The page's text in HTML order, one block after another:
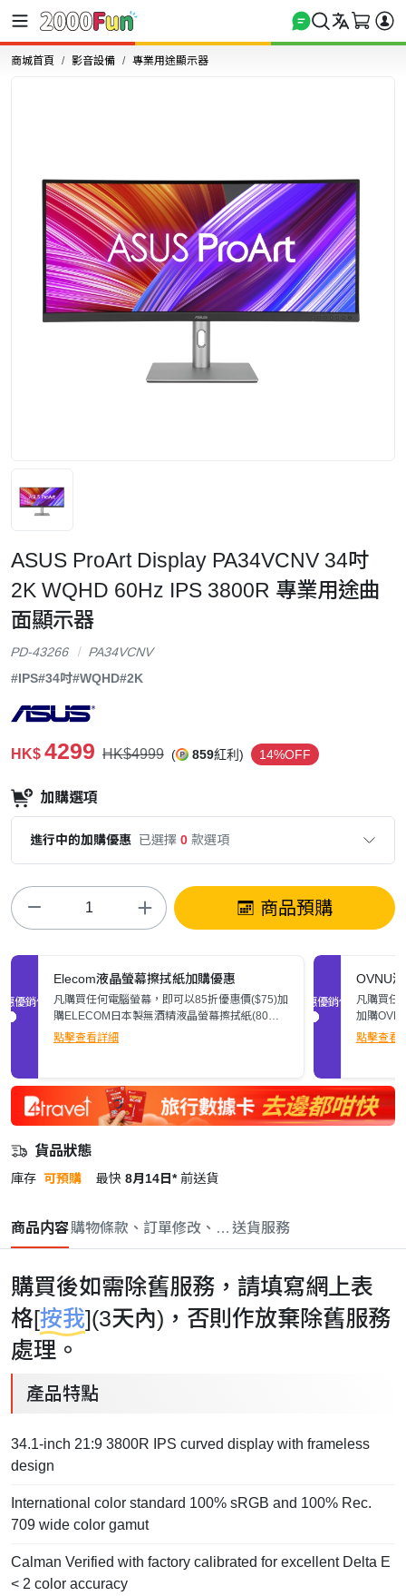
商城首頁 影音設備 專業用途顯示器
ASUS ProArt Display PA34VCNV 34吋
2K WQHD 60Hz IPS 3800R 專業用途曲
面顯示器
PD-43266
PA34VCNV
#IPS#34吋#WQHD#2K
HK$ 4299 HK$4999 ( 859紅利) 14%OFF
加購選項
進行中的加購優惠 已選擇 0 款選項
商品預購
促銷優惠
Elecom液晶螢幕擦拭紙加購優惠
凡購買任何電腦螢幕，即可以85折優惠價($75)加
購ELECOM日本製無酒精液晶螢幕擦拭紙(80
張)。
點擊查看詳細
促銷優惠
OVNU
凡購買任
加購
點擊查看
貨品狀態
庫存 可預購 最快 8月14日* 前送貨
商品内容購物條款、訂單修改、取消與退款政策
送貨服務
購買後如需除舊服務，請填寫網上表
格[按我](3天內)，否則作放棄除舊服務
處理。
產品特點
34.1-inch 21:9 3800R IPS curved display with frameless
design
International color standard 100% sRGB and 100% Rec.
709 wide color gamut
Calman Verified with factory calibrated for excellent Delta E
< 2 color accuracy